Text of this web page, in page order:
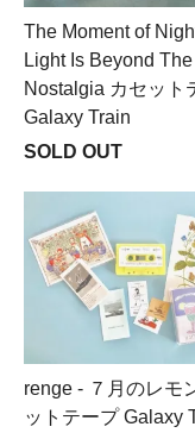
The Moment of
Light Is Beyond The
Nostalgia カセット
Galaxy Train
SOLD OUT
renge - ７月のレモ
ットテープ Galaxy